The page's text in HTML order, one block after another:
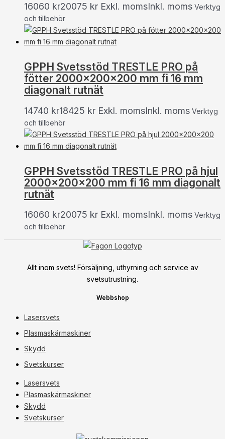
16060 kr20075 kr Exkl. momsInkl. moms Verktyg
och tillbehör
GPPH Svetsstöd TRESTLE PRO på
fötter 2000x200x200 mm fi 16 mm
diagonalt rutnät
14740 kr18425 kr Exkl. momsInkl. moms Verktyg
och tillbehör
GPPH Svetsstöd TRESTLE PRO på hjul
2000x200x200 mm fi 16 mm diagonalt
rutnät
16060 kr20075 kr Exkl. momsInkl. moms Verktyg
och tillbehör
Allt inom svets! Försäljning, uthyrning och service av
svetsutrustning.
Webbshop
Lasersvets
Plasmaskärmaskiner
Skydd
Svetskurser
Lasersvets
Plasmaskärmaskiner
Skydd
Svetskurser